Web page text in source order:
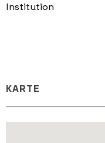
Institution
KARTE